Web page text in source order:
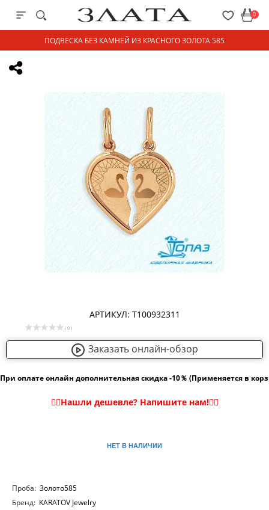
0
ПОДВЕСКА БЕЗ КАМНЕЙ ИЗ КРАСНОГО ЗОЛОТА 585
АРТИКУЛ: Т100932311
( 0 )
Заказать онлайн-обзор
При оплате онлайн дополнительная скидка -10％ (Применяется в
НЕТ В НАЛИЧИИ
Проба: Золото585
Бренд: KARATOV Jewelry